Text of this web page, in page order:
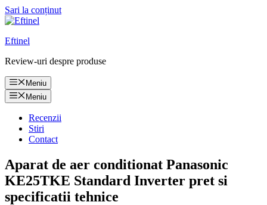
Sari la conținut
Eftinel
Review-uri despre produse
Meniu
Meniu
Recenzii
Stiri
Contact
Aparat de aer conditionat Panasonic
KE25TKE Standard Inverter pret si
specificatii tehnice